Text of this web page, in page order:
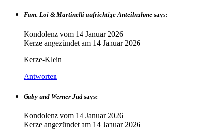
Fam. Loi & Martinelli aufrichtige Anteilnahme says:
Kondolenz vom 14 Januar 2026
Kerze angezündet am 14 Januar 2026
Kerze-Klein
Antworten
Gaby und Werner Jud says:
Kondolenz vom 14 Januar 2026
Kerze angezündet am 14 Januar 2026